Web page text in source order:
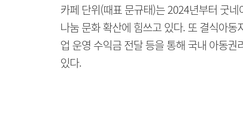
카페 단위(때표 문규태)는 2024년부터 굿
나눔 문화 확산에 힘쓰고 있다. 또 결식아
업 운영 수익금 전달 등을 통해 국내 아동
있다.